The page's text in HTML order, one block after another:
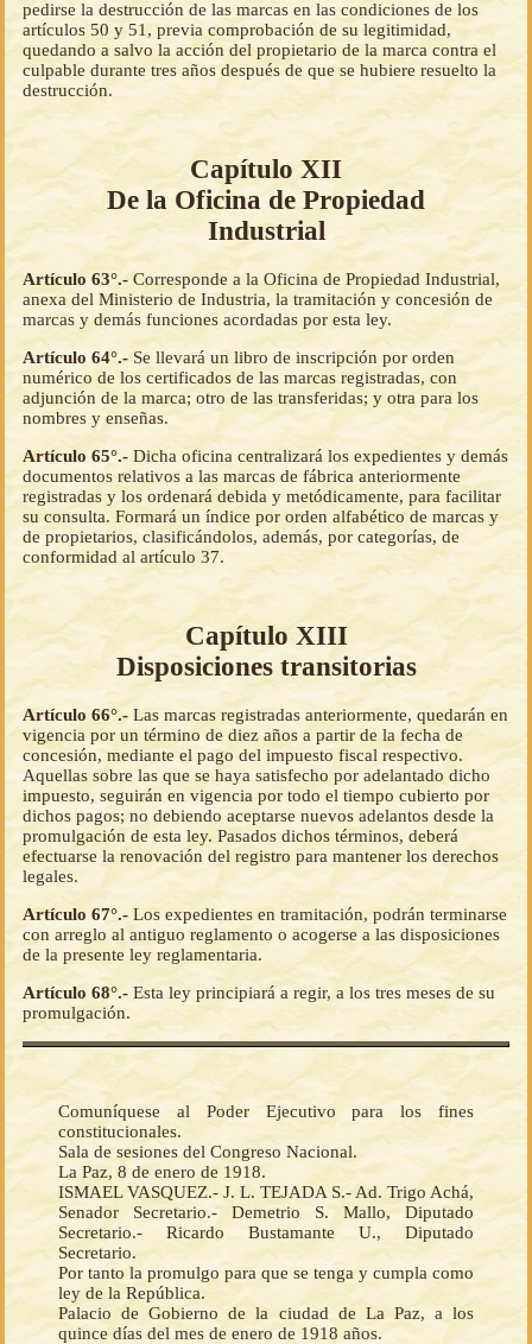
pedirse la destrucción de las marcas en las condiciones de los
artículos 50 y 51, previa comprobación de su legitimidad,
quedando a salvo la acción del propietario de la marca contra el
culpable durante tres años después de que se hubiere resuelto la
destrucción.
Capítulo XII
De la Oficina de Propiedad
Industrial
Artículo 63°.- Corresponde a la Oficina de Propiedad Industrial,
anexa del Ministerio de Industria, la tramitación y concesión de
marcas y demás funciones acordadas por esta ley.
Artículo 64°.- Se llevará un libro de inscripción por orden
numérico de los certificados de las marcas registradas, con
adjunción de la marca; otro de las transferidas; y otra para los
nombres y enseñas.
Artículo 65°.- Dicha oficina centralizará los expedientes y demás
documentos relativos a las marcas de fábrica anteriormente
registradas y los ordenará debida y metódicamente, para facilitar
su consulta. Formará un índice por orden alfabético de marcas y
de propietarios, clasificándolos, además, por categorías, de
conformidad al artículo 37.
Capítulo XIII
Disposiciones transitorias
Artículo 66°.- Las marcas registradas anteriormente, quedarán en
vigencia por un término de diez años a partir de la fecha de
concesión, mediante el pago del impuesto fiscal respectivo.
Aquellas sobre las que se haya satisfecho por adelantado dicho
impuesto, seguirán en vigencia por todo el tiempo cubierto por
dichos pagos; no debiendo aceptarse nuevos adelantos desde la
promulgación de esta ley. Pasados dichos términos, deberá
efectuarse la renovación del registro para mantener los derechos
legales.
Artículo 67°.- Los expedientes en tramitación, podrán terminarse
con arreglo al antiguo reglamento o acogerse a las disposiciones
de la presente ley reglamentaria.
Artículo 68°.- Esta ley principiará a regir, a los tres meses de su
promulgación.
Comuníquese al Poder Ejecutivo para los fines
constitucionales.
Sala de sesiones del Congreso Nacional.
La Paz, 8 de enero de 1918.
ISMAEL VASQUEZ.- J. L. TEJADA S.- Ad. Trigo Achá,
Senador Secretario.- Demetrio S. Mallo, Diputado
Secretario.- Ricardo Bustamante U., Diputado
Secretario.
Por tanto la promulgo para que se tenga y cumpla como
ley de la República.
Palacio de Gobierno de la ciudad de La Paz, a los
quince días del mes de enero de 1918 años.